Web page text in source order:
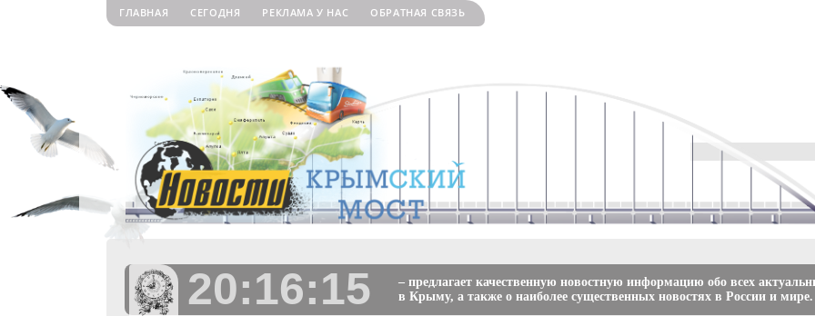
ГЛАВНАЯ СЕГОДНЯ РЕКЛАМА У НАС ОБРАТНАЯ СВЯЗЬ
20:16:16
– предлагает качественную новостную информацию обо всех
в Крыму, а также о наиболее существенных новостях в России и мире.